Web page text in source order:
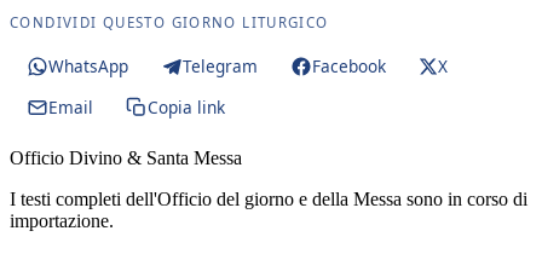
CONDIVIDI QUESTO GIORNO LITURGICO
WhatsApp Telegram Facebook
X
Email
Copia link
Officio Divino & Santa Messa
I testi completi dell'Officio del giorno e della Messa sono in corso di
importazione.